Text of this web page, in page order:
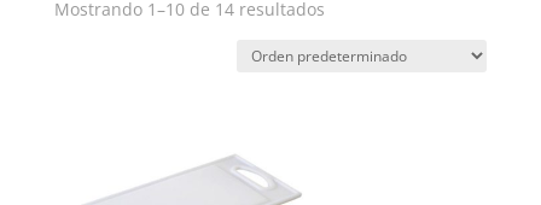
Mostrando 1–10 de 14 resultados